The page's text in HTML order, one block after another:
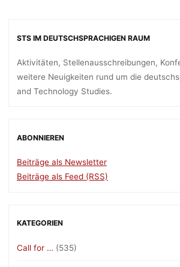
STS IM DEUTSCHSPRACHIGEN RAUM
Aktivitäten, Stellenausschreibungen,
weitere Neuigkeiten rund um die
and Technology Studies.
ABONNIEREN
Beiträge als Newsletter
Beiträge als Feed (RSS)
KATEGORIEN
Call for … (535)